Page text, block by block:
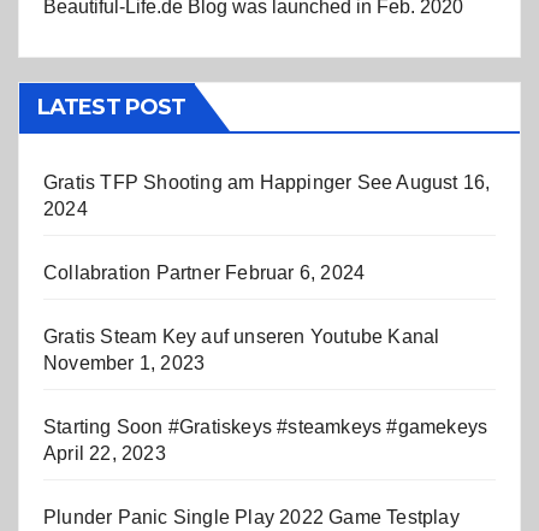
Beautiful-Life.de Blog was launched in Feb. 2020
LATEST POST
Gratis TFP Shooting am Happinger See August 16,
2024
Collabration Partner Februar 6, 2024
Gratis Steam Key auf unseren Youtube Kanal
November 1, 2023
Starting Soon #Gratiskeys #steamkeys #gamekeys
April 22, 2023
Plunder Panic Single Play 2022 Game Testplay